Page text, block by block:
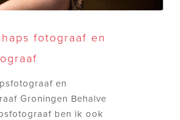
fotograaf en
en
Groningen Behalve
ben ik ook